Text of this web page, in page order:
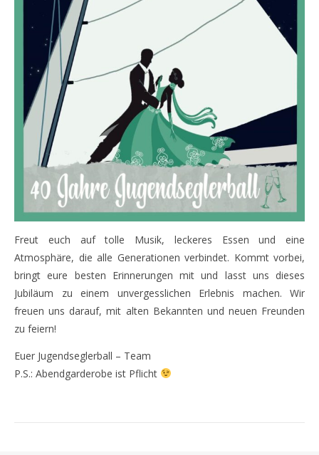
Freut euch auf tolle Musik, leckeres Essen und eine
Atmosphäre, die alle Generationen verbindet. Kommt vorbei,
bringt eure besten Erinnerungen mit und lasst uns dieses
Jubiläum zu einem unvergesslichen Erlebnis machen. Wir
freuen uns darauf, mit alten Bekannten und neuen Freunden
zu feiern!
Euer Jugendseglerball – Team
P.S.: Abendgarderobe ist Pflicht